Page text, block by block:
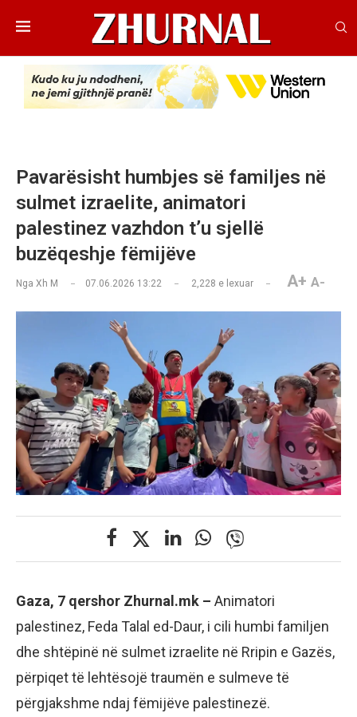
Pavarësisht humbjes së familjes në
sulmet izraelite, animatori
palestinez vazhdon t’u sjellë
buzëqeshje fëmijëve
Nga Xh M 07.06.2026 13:22 2,228 e lexuar A+ A-
Gaza, 7 qershor Zhurnal.mk – Animatori
palestinez, Feda Talal ed-Daur, i cili humbi familjen
dhe shtëpinë në sulmet izraelite në Rripin e Gazës,
përpiqet të lehtësojë traumën e sulmeve të
përgjakshme ndaj fëmijëve palestinezë.